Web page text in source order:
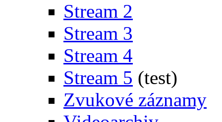
Stream 2
Stream 3
Stream 4
Stream 5 (test)
Zvukové záznamy